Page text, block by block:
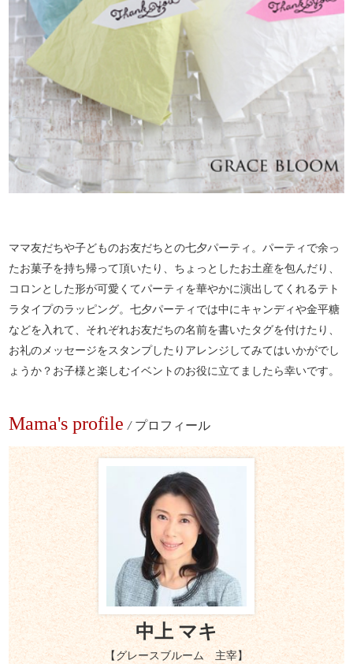
ママ友だちや子どものお友だちとの七夕パーティ。パーティで余っ
たお菓子を持ち帰って頂いたり、ちょっとしたお土産を包んだり、
コロンとした形が可愛くてパーティを華やかに演出してくれるテト
ラタイプのラッピング。七夕パーティでは中にキャンディや金平糖
などを入れて、それぞれお友だちの名前を書いたタグを付けたり、
お礼のメッセージをスタンプしたりアレンジしてみてはいかがでし
ょうか？お子様と楽しむイベントのお役に立てましたら幸いです。
Mama's profile / プロフィール
中上 マキ
【グレースブルーム 主宰】